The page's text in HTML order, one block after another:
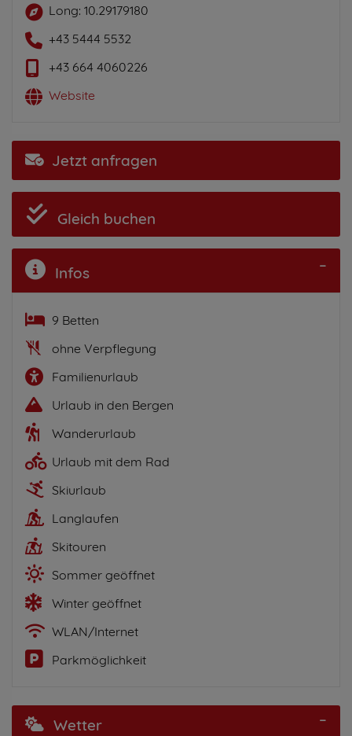
Long: 10.29179180
+43 5444 5532
+43 664 4060226
Website
Jetzt anfragen
Gleich buchen
Infos
9 Betten
ohne Verpflegung
Familienurlaub
Urlaub in den Bergen
Wanderurlaub
Urlaub mit dem Rad
Skiurlaub
Langlaufen
Skitouren
Sommer geöffnet
Winter geöffnet
WLAN/Internet
Parkmöglichkeit
Wetter